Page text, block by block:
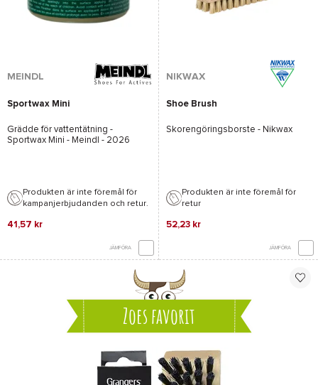
MEINDL
Sportwax Mini
Grädde för vattentätning -
Sportwax Mini - Meindl
- 2026
Produkten är inte föremål för
kampanjerbjudanden och retur.
41,57 kr
JÄMFÖRA
NIKWAX
Shoe Brush
Skorengöringsborste - Nikwax
Produkten är inte föremål för
retur
52,23 kr
JÄMFÖRA
Zoes favorit